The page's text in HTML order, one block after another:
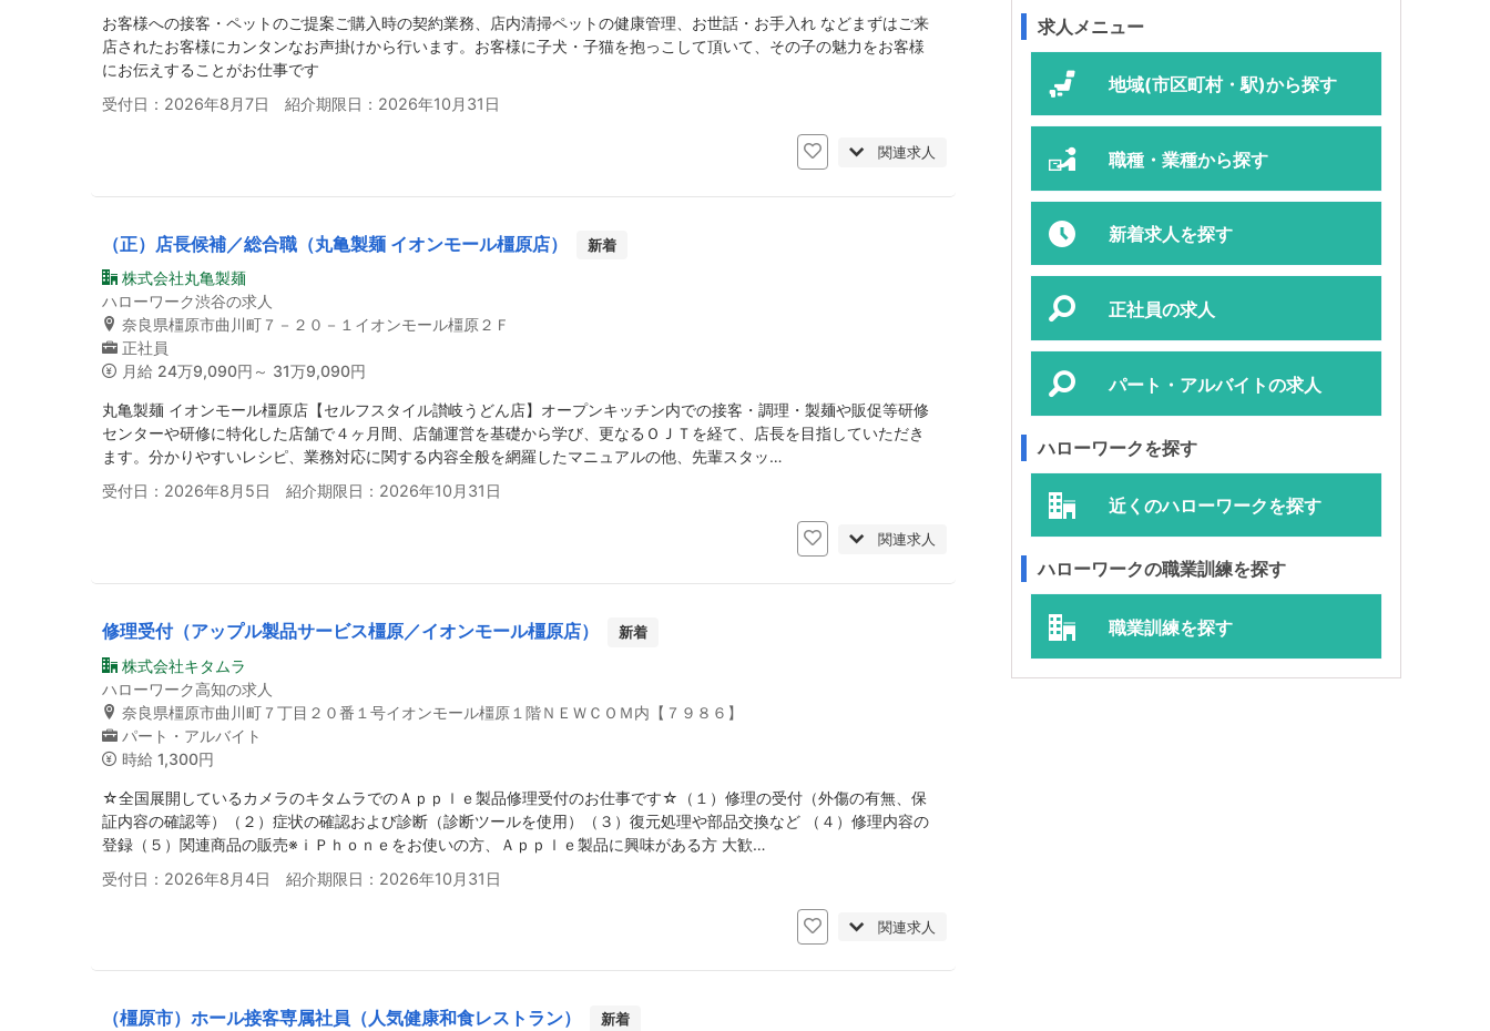
お客様への接客・ペットのご提案ご購入時の契約業務、店内清掃ペットの健康管理、お世話・お手入れ などまずはご来
店されたお客様にカンタンなお声掛けから行います。お客様に子犬・子猫を抱っこして頂いて、その子の魅力をお客様
にお伝えすることがお仕事です
受付日：2026年8月7日 紹介期限日：2026年10月31日
関連求人
（正）店長候補／総合職（丸亀製麺 イオンモール橿原店） 新着
株式会社丸亀製麺
ハローワーク渋谷の求人
奈良県橿原市曲川町７－２０－１イオンモール橿原２Ｆ
正社員
月給 24万9,090円～ 31万9,090円
丸亀製麺 イオンモール橿原店【セルフスタイル讃岐うどん店】オープンキッチン内での接客・調理・製麺や販促等研修
センターや研修に特化した店舗で４ヶ月間、店舗運営を基礎から学び、更なるＯＪＴを経て、店長を目指していただき
ます。分かりやすいレシピ、業務対応に関する内容全般を網羅したマニュアルの他、先輩スタッ…
受付日：2026年8月5日 紹介期限日：2026年10月31日
関連求人
修理受付（アップル製品サービス橿原／イオンモール橿原店） 新着
株式会社キタムラ
ハローワーク高知の求人
奈良県橿原市曲川町７丁目２０番１号イオンモール橿原１階ＮＥＷＣＯＭ内【７９８６】
パート・アルバイト
時給 1,300円
☆全国展開しているカメラのキタムラでのＡｐｐｌｅ製品修理受付のお仕事です☆（１）修理の受付（外傷の有無、保
証内容の確認等）（２）症状の確認および診断（診断ツールを使用）（３）復元処理や部品交換など （４）修理内容の
登録（５）関連商品の販売※ｉＰｈｏｎｅをお使いの方、Ａｐｐｌｅ製品に興味がある方 大歓…
受付日：2026年8月4日 紹介期限日：2026年10月31日
関連求人
（橿原市）ホール接客専属社員（人気健康和食レストラン） 新着
求人メニュー
地域(市区町村・駅)から探す
職種・業種から探す
新着求人を探す
正社員の求人
パート・アルバイトの求人
ハローワークを探す
近くのハローワークを探す
ハローワークの職業訓練を探す
職業訓練を探す